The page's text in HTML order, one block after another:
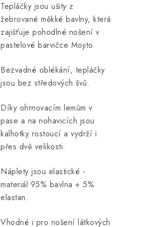
Tepláčky jsou ušity z
žebrované měkké bavlny, která
zajišťuje pohodlné nošení v
pastelové barvičce Mojito.
Bezvadné oblékání, tepláčky
jsou bez středových švů.
Díky ohrnovacím lemům v
pase a na nohavicích jsou
kalhotky rostoucí a vydrží i
přes dvě velikosti.
Náplety jsou elastické -
materiál 95% bavlna + 5%
elastan.
Vhodné i pro nošení látkových